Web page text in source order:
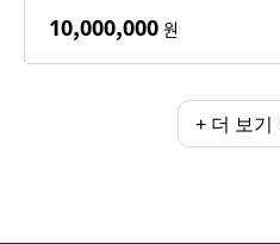
10,000,000 원
+ 더 보기